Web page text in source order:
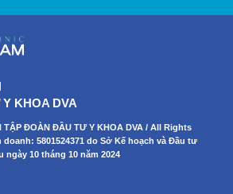
KHOA DVA
TẬP ĐOÀN ĐẦU TƯ Y KHOA DVA / All Rights
doanh: 5801524371 do Sở Kế hoạch và Đầu tư
10 tháng 10 năm 2024